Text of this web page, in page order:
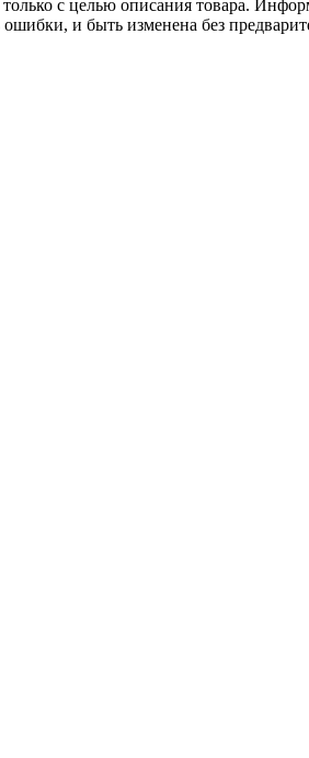
с целью описания товара.
и быть изменена без